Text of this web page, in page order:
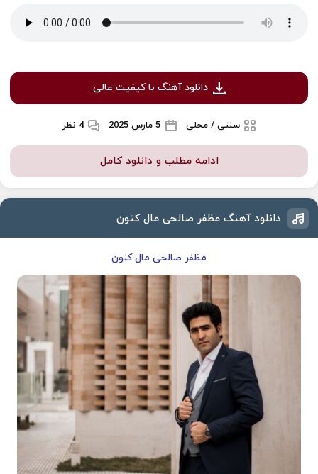
دانلود آهنگ با کیفیت عالی
سنتی / محلی 5 مارس 2025 4 نظر
ادامه مطلب و دانلود کامل
دانلود آهنگ مظفر صالحی مال کنون
مظفر صالحی مال کنون